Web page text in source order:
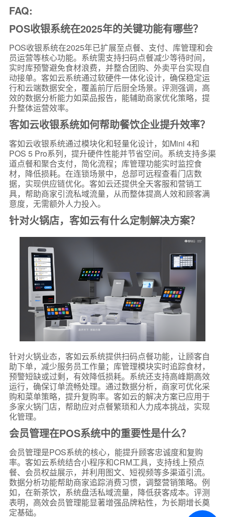
FAQ:
POS收银系统在2025年的关键功能有哪些？
POS收银系统在2025年已扩展至点餐、支付、库管理和会
员运营等核心功能。系统需支持扫码点餐减少等待时间，
实时库预警避免食材浪费，并整合团购、外卖平台实现自
动接单。客如云系统通过软硬件一体化设计，确保稳定运
行和云端数据安全，覆盖前厅后厨全场景。评测强调，高
效的数据分析能力如菜品报告，能辅助商家优化策略，提
升整体运营效率。
客如云收银系统如何帮助餐饮企业提升效率？
客如云收银系统通过模块化和轻量化设计，如Mini 4和
POS 5 Pro系列，提升硬件性能并节省空间。系统支持多渠
道点餐和聚合支付，简化流程；库管理功能实时监控食
材，降低损耗。在连锁场景中，总部可远程查看门店数
据，实现供应链优化。客如云还提供全天客服和营销工
具，帮助商家引流私域流量，从而整体提高人效和顾客满
意度，无需额外人力投入。
针对火锅店，客如云有什么定制解决方案？
针对火锅业态，客如云系统提供扫码点餐功能，让顾客自
助下单，减少服务员工作量；库管理模块实时追踪食材，
预警短缺或过剩，有效降低损耗。系统还支持高峰期高效
运行，确保订单流畅处理。通过数据分析，商家可优化采
购和菜单策略，提升复购率。客如云的解决方案已应用于
多家火锅门店，帮助应对点餐繁琐和人力成本挑战，实现
化管理。
会员管理在POS系统中的重要性是什么？
会员管理是POS系统的核心，能提升顾客忠诚度和复购
率。客如云系统结合小程序和CRM工具，支持线上预点
餐、会员权益展示，并利用图文、短视频等多渠道引流。
数据分析功能帮助商家追踪消费习惯，调整营销策略。例
如，在新茶饮，系统盘活私域流量，降低获客成本。评测
表明，高效会员管理能显著增强品牌粘性，为长期增长奠
定基础。
*联系方式
+86
*所属业态